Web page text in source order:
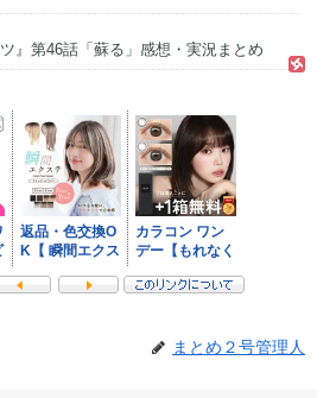
』第46話「蘇る」感想・実況まとめ
まとめ２号管理人